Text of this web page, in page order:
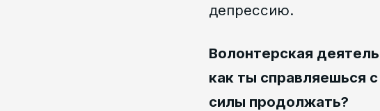
депрессию.
Волонтерская
как ты справляешься
силы продолжать?